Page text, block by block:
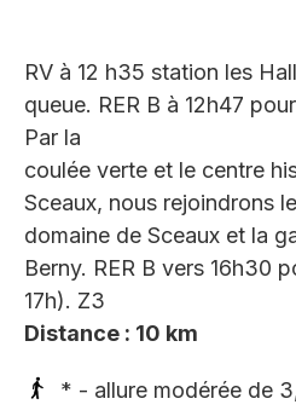
RV à 12 h35 station les
queue. RER B à 12h47
Par la
coulée verte et le centre
Sceaux, nous rejoindrons
domaine de Sceaux et la
Berny. RER B vers 16h30
17h). Z3
Distance : 10 km
* - allure modérée de